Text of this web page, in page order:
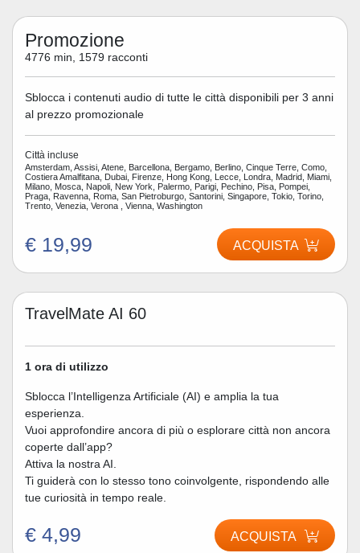
Promozione
4776 min, 1579 racconti
Sblocca i contenuti audio di tutte le città disponibili per 3 anni
al prezzo promozionale
Città incluse
Amsterdam, Assisi, Atene, Barcellona, Bergamo, Berlino, Cinque Terre, Como,
Costiera Amalfitana, Dubai, Firenze, Hong Kong, Lecce, Londra, Madrid, Miami,
Milano, Mosca, Napoli, New York, Palermo, Parigi, Pechino, Pisa, Pompei,
Praga, Ravenna, Roma, San Pietroburgo, Santorini, Singapore, Tokio, Torino,
Trento, Venezia, Verona , Vienna, Washington
€ 19,99 ACQUISTA
TravelMate AI 60
1 ora di utilizzo
Sblocca l’Intelligenza Artificiale (AI) e amplia la tua
esperienza.
Vuoi approfondire ancora di più o esplorare città non ancora
coperte dall’app?
Attiva la nostra AI.
Ti guiderà con lo stesso tono coinvolgente, rispondendo alle
tue curiosità in tempo reale.
€ 4,99 ACQUISTA